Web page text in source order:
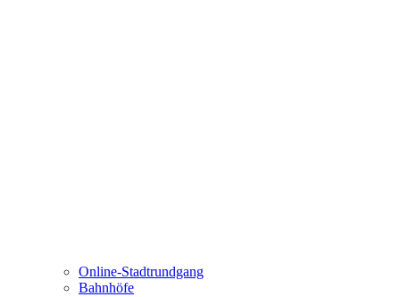
Online-Stadtrundgang
Bahnhöfe